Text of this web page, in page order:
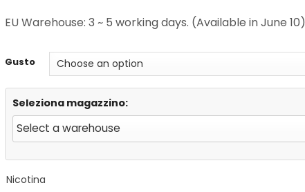
EU Warehouse: 3 ~ 5 working days. (Available in June 10)
Gusto
Seleziona magazzino:
Nicotina